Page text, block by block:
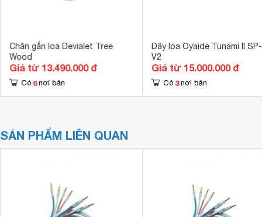
Chân gắn loa Devialet Tree
Wood
Giá từ 13.490.000 đ
Có 6 nơi bán
Dây loa Oyaide Tunami II
V2
Giá từ 15.000.000 đ
Có 3 nơi bán
SẢN PHẨM LIÊN QUAN